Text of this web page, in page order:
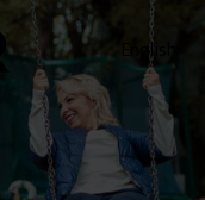
English